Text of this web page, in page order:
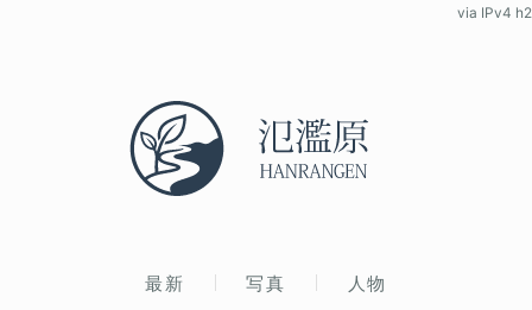
最新 写真 人物
via IPv4 h2